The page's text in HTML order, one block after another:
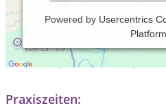
Powered by Usercentrics
Platform
Besuchen Sie uns im Internet auf
www.stefanie-simon.infooder
telefonisch , 02161-5747920, an.
Praxiszeiten: